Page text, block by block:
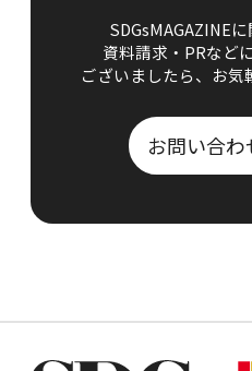
SDGsMAGAZINE
資料請求・PRなど
ございましたら、 お気
お問い合わ